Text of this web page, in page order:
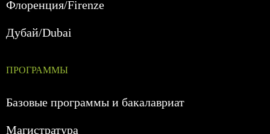
Флоренция/Firenze
Дубай/Dubai
ПРОГРАММЫ
Базовые программы и бакалавриат
Магистратура